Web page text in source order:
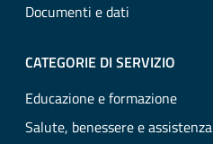
Documenti e dati
CATEGORIE DI SERVIZIO
Educazione e formazione
Salute, benessere e assistenza